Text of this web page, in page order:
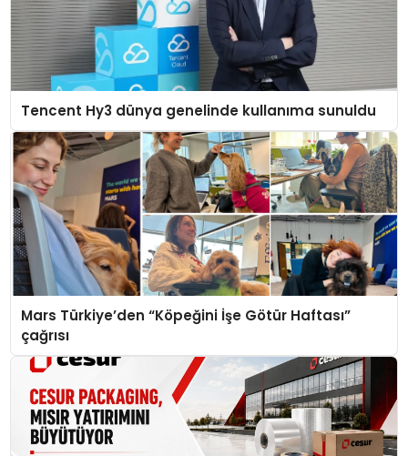
Tencent Hy3 dünya genelinde kullanıma sunuldu
Mars Türkiye’den “Köpeğini İşe Götür Haftası”
çağrısı